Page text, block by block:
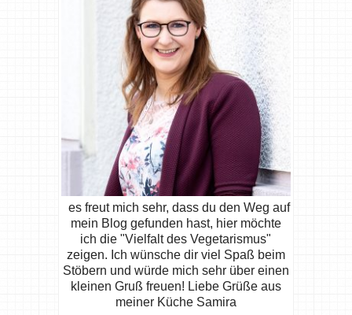
es freut mich sehr, dass du den Weg auf
mein Blog gefunden hast, hier möchte
ich die "Vielfalt des Vegetarismus"
zeigen. Ich wünsche dir viel Spaß beim
Stöbern und würde mich sehr über einen
kleinen Gruß freuen! Liebe Grüße aus
meiner Küche Samira